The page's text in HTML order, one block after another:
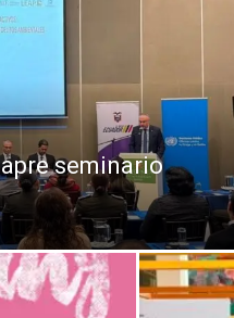
seminario